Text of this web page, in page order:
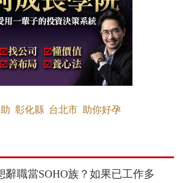
彰化縣 台北市 助你好孕
辭職當SOHO族？如果已工作多